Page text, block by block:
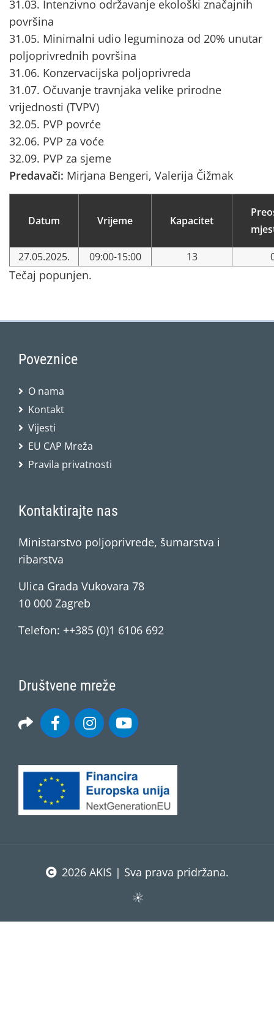
31.03. Intenzivno održavanje ekološki značajnih
površina
31.05. Minimalni udio leguminoza od 20% unutar
poljoprivrednih površina
31.06. Konzervacijska poljoprivreda
31.07. Očuvanje travnjaka velike prirodne
vrijednosti (TVPV)
32.05. PVP povrće
32.06. PVP za voće
32.09. PVP za sjeme
Predavači: Mirjana Bengeri, Valerija Čižmak
Datum Vrijeme Kapacitet
27.05.2025. 09:00-15:00 13
Tečaj popunjen.
Poveznice
O nama
Kontakt
Vijesti
EU CAP Mreža
Pravila privatnosti
Kontaktirajte nas
Ministarstvo poljoprivrede, šumarstva i
ribarstva
Ulica Grada Vukovara 78
10 000 Zagreb
Telefon: ++385 (0)1 6106 692
Društvene mreže
2026 AKIS | Sva prava pridržana.